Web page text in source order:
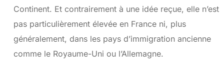
Continent. Et contrairement à une idée reçue, elle n’est
pas particulièrement élevée en France ni, plus
généralement, dans les pays d’immigration ancienne
comme le Royaume-Uni ou l’Allemagne.